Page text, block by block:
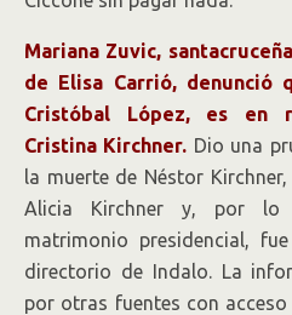
Mariana Zuvic,
de Elisa Carrió, denunció
Cristóbal López, es en
Cristina Kirchner. Dio una
la muerte de Néstor
Alicia Kirchner y, por
matrimonio presidencial,
directorio de Indalo. La
por otras fuentes con